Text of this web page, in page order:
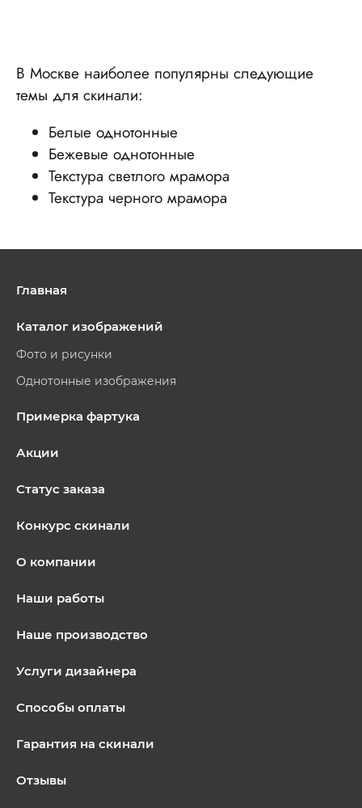
В Москве наиболее популярны следующие
темы для скинали:
Белые однотонные
Бежевые однотонные
Текстура светлого мрамора
Текстура черного мрамора
Главная
Каталог изображений
Фото и рисунки
Однотонные изображения
Примерка фартука
Акции
Статус заказа
Конкурс скинали
О компании
Наши работы
Наше производство
Услуги дизайнера
Способы оплаты
Гарантия на скинали
Отзывы